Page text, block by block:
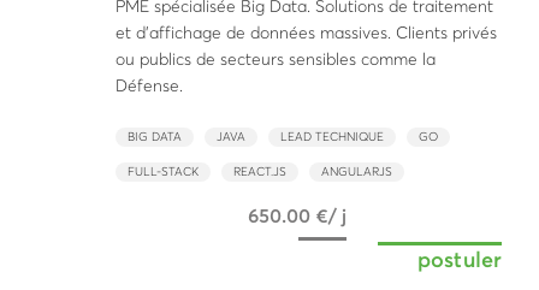
PME spécialisée Big Data. Solutions de traitement
et d'affichage de données massives. Clients privés
ou publics de secteurs sensibles comme la
Défense.
BIG DATA JAVA LEAD TECHNIQUE GO
FULL-STACK REACT.JS ANGULARJS
650.00 €/ j
postuler